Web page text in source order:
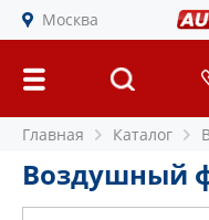
Москва
Главная Каталог
Воздушный